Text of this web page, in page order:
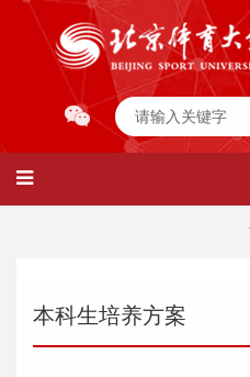
本科生培养方案